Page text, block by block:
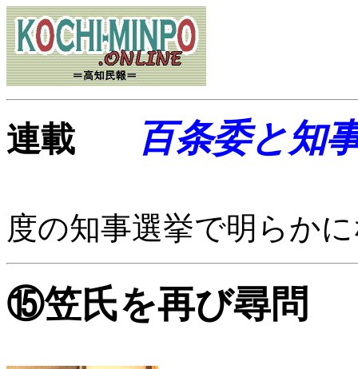
連載 百条委と知
度の知事選挙で明らか
⑮笠氏を再び尋問